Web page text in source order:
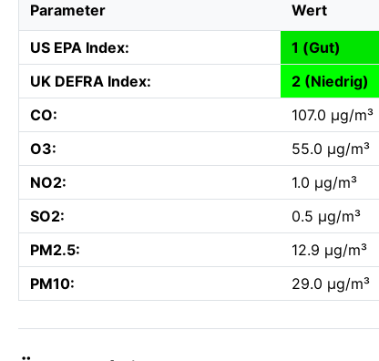
Parameter Wert
US EPA Index:
1 (Gut)
UK DEFRA Index:
2 (Niedrig)
CO:
107.0 µg/m³
O3:
55.0 µg/m³
NO2:
1.0 µg/m³
SO2:
0.5 µg/m³
PM2.5:
12.9 µg/m³
PM10:
29.0 µg/m³